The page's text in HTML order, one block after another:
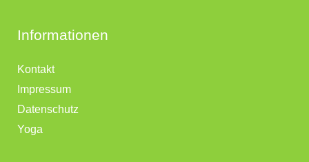
Informationen
Kontakt
Impressum
Datenschutz
Yoga